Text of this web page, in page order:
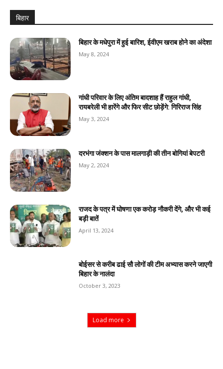
बिहार
बिहार के मधेपुरा में हुई बारिश, ईवीएम खराब होने का अंदेशा
May 8, 2024
गांधी परिवार के लिए अंतिम बादशाह हैं राहुल गांधी,
रायबरेली भी हारेंगे और फिर सीट छोड़ेंगे: गिरिराज सिंह
May 3, 2024
दरभंगा जंक्शन के पास मालगाड़ी की तीन बोगियां बेपटरी
May 2, 2024
राजद के पत्र में घोषणा एक करोड़ नौकरी देंगे, और भी कई
बड़ी बातें
April 13, 2024
बोईसर से करीब ढाई सौ लोगों की टीम अभ्यास करने जाएगी
बिहार के नालंदा
October 3, 2023
Load more